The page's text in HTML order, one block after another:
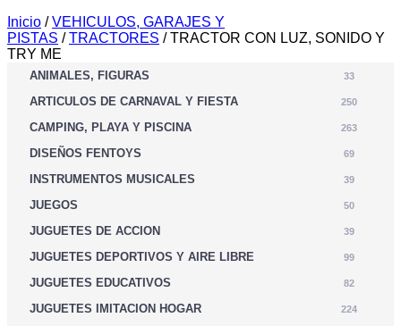
Inicio /VEHICULOS, GARAJES Y
PISTAS /TRACTORES / TRACTOR CON LUZ, SONIDO Y
TRY ME
ANIMALES, FIGURAS 33
ARTICULOS DE CARNAVAL Y FIESTA 250
CAMPING, PLAYA Y PISCINA 263
DISEÑOS FENTOYS 69
INSTRUMENTOS MUSICALES 39
JUEGOS 50
JUGUETES DE ACCION 39
JUGUETES DEPORTIVOS Y AIRE LIBRE 99
JUGUETES EDUCATIVOS 82
JUGUETES IMITACION HOGAR 224